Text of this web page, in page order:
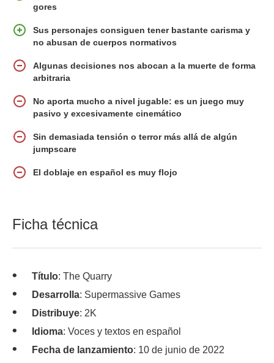
gores
Sus personajes consiguen tener bastante carisma y
no abusan de cuerpos normativos
Algunas decisiones nos abocan a la muerte de forma
arbitraria
No aporta mucho a nivel jugable: es un juego muy
pasivo y excesivamente cinemático
Sin demasiada tensión o terror más allá de algún
jumpscare
El doblaje en español es muy flojo
Ficha técnica
Título: The Quarry
Desarrolla: Supermassive Games
Distribuye: 2K
Idioma: Voces y textos en español
Fecha de lanzamiento: 10 de junio de 2022